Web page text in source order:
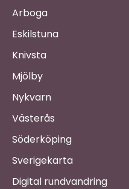
Arboga
Eskilstuna
Knivsta
Mjölby
Nykvarn
Västerås
Söderköping
Sverigekarta
Digital rundvandring